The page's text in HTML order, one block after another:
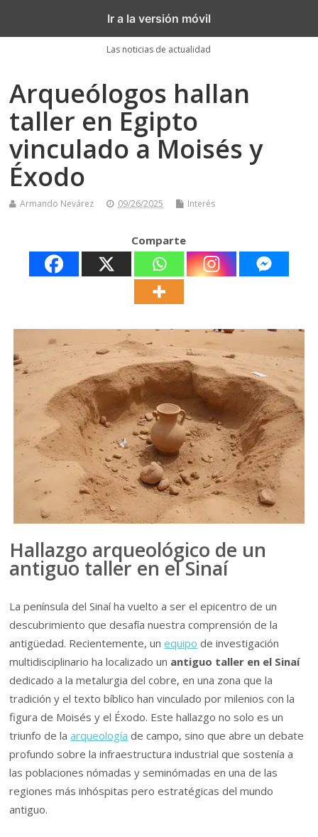
Akronoticias
Las noticias de actualidad
Arqueólogos hallan
taller en Egipto
vinculado a Moisés y
Éxodo
Armando Nevárez 09/26/2025 Interés
Comparte
Hallazgo arqueológico de un
antiguo taller en el Sinaí
La península del Sinaí ha vuelto a ser el epicentro de un
descubrimiento que desafía nuestra comprensión de la
antigüedad. Recientemente, unequipo de investigación
multidisciplinario ha localizado un antiguo taller en el Sinaí
dedicado a la metalurgia del cobre, en una zona que la
tradición y el texto bíblico han vinculado por milenios con la
figura de Moisés y el Éxodo. Este hallazgo no solo es un
triunfo de laarqueología de campo, sino que abre un debate
profundo sobre la infraestructura industrial que sostenía a
las poblaciones nómadas y seminómadas en una de las
regiones más inhóspitas pero estratégicas del mundo
antiguo.
Ir a la versión móvil